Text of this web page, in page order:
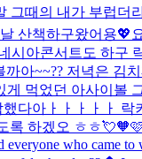
그때의 내가 부럽더
산책하구왔어용💖
시아콘서트도 하구
아~~?? 저녁은 김
게 먹었던 아사이볼
했다아ㅏㅏㅏㅏㅏ
록 하겠오 ㅎㅎ💘
who came to